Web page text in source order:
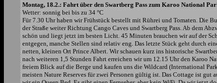
Montag, 18.2.: Fahrt über den Swartberg Pass zum Karoo National
Wetter: sonnig bei bis zu 34 °C
Für 7.30 Uhr haben wir Frühstück bestellt mit Rührei und Tomaten. Die
der Straße weiter Richtung Cango Caves und Swartberg Pass. Ab dem
schön und liegt jetzt im besten Licht. 45 Minuten brauchen wir auf der
entgegen, manche Stellen sind relativ eng. Das letzte Stück geht durch
netten, kleinen Ort Prince Albert. Wir schauen kurz ins historische
nach weiteren 1,5 Stunden Fahrt erreichen wir um 12.15 Uhr den Karoo
freiem Blick auf die Berge und kaufen uns die Wildcard (International
meisten Nature Reserves für zwei Personen gültig ist. Das Cottage ist